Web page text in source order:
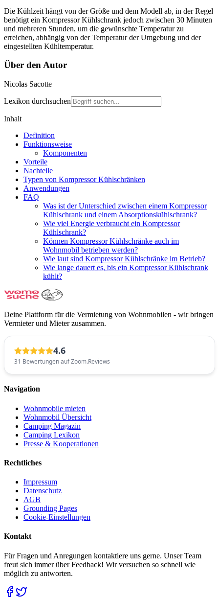
Die Kühlzeit hängt von der Größe und dem Modell ab, in der Regel
benötigt ein Kompressor Kühlschrank jedoch zwischen 30 Minuten
und mehreren Stunden, um die gewünschte Temperatur zu
erreichen, abhängig von der Temperatur der Umgebung und der
eingestellten Kühltemperatur.
Über den Autor
Nicolas Sacotte
Lexikon durchsuchen
Inhalt
Definition
Funktionsweise
Komponenten
Vorteile
Nachteile
Typen von Kompressor Kühlschränken
Anwendungen
FAQ
Was ist der Unterschied zwischen einem Kompressor
Kühlschrank und einem Absorptionskühlschrank?
Wie viel Energie verbraucht ein Kompressor
Kühlschrank?
Können Kompressor Kühlschränke auch im
Wohnmobil betrieben werden?
Wie laut sind Kompressor Kühlschränke im Betrieb?
Wie lange dauert es, bis ein Kompressor Kühlschrank
kühlt?
Deine Plattform für die Vermietung von Wohnmobilen - wir bringen
Vermieter und Mieter zusammen.
4.6
31 Bewertungen auf Zoom.Reviews
Navigation
Wohnmobile mieten
Wohnmobil Übersicht
Camping Magazin
Camping Lexikon
Presse & Kooperationen
Rechtliches
Impressum
Datenschutz
AGB
Grounding Pages
Cookie-Einstellungen
Kontakt
Für Fragen und Anregungen kontaktiere uns gerne. Unser Team
freut sich immer über Feedback! Wir versuchen so schnell wie
möglich zu antworten.